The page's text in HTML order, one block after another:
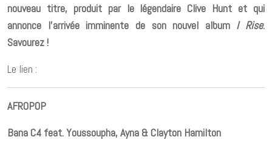
nouveau titre, produit par le légendaire Clive Hunt et qui
annonce l’arrivée imminente de son nouvel album I Rise.
Savourez !
Le lien :
AFROPOP
Bana C4 feat. Youssoupha, Ayna & Clayton Hamilton